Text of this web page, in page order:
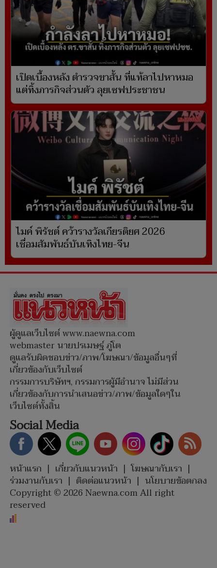
เปิดเบื้องหลัง ตำรวจขาสั้น ที่แท้ลาไปหาหมอ
แต่ทิ้งภารกิจส่วนตัว ลุยเซฟประชาชน
ไมค์ พิรัชต์ คว้ารางวัลเกียรติยศ 2026
เชื่อมสัมพันธ์บันเทิงไทย-จีน
ผู้ดูแลเว็บไซต์ www.naewna.com
webmaster นายปรเมษฐ์ ภู่โต
ดูแลรับผิดชอบข่าว/ภาพ/โฆษณา/ข้อมูลอื่นๆที่
เกี่ยวข้องกับเว็บไซต์
กรรมการบริษัทฯ, กรรมการผู้มีอำนาจ ไม่มีส่วน
เกี่ยวข้องกับการนำเสนอข่าว/ภาพ/ข้อมูลใดๆใน
เว็บไซต์ทั้งสิ้น
Social Media
หน้าแรก | เกี่ยวกับแนวหน้า | โฆษณากับเรา |
ร่วมงานกับเรา | ติดต่อแนวหน้า | นโยบายข้อตกลง
Copyright © 2026 Naewna.com All right
reserved